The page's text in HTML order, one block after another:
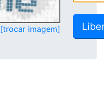
[trocar imagem]